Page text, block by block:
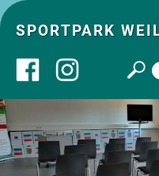
SPORTPARK
Über uns
Startseite